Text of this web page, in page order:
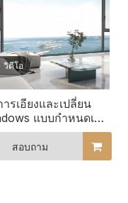
วิดีโอ
ารเอียงและเปลี่ยน
แบบกำหนดเอง
อย่างสมบูรณ์แบบ
รับสภาพแวดล้อมใน
สำนักงาน
สอบถาม